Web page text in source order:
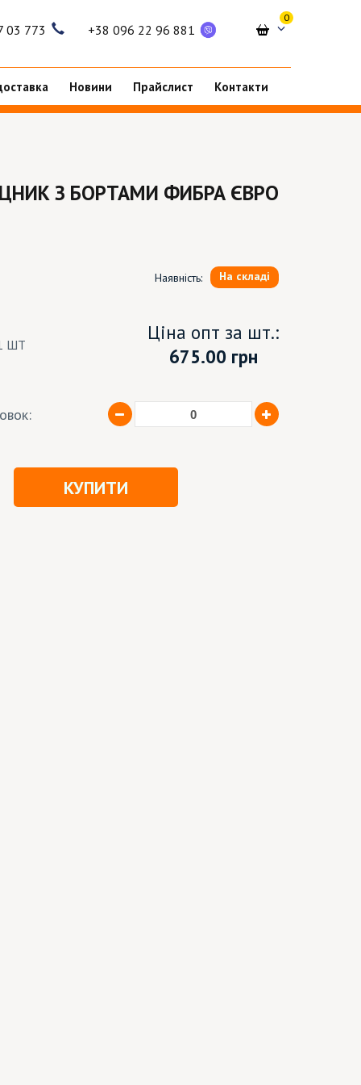
03 773 +38 096 22 96 881
0
Новини Прайслист Контакти
З БОРТАМИ ФИБРА ЄВРО
Наявність: На складі
ШТ
Ціна опт за шт.:
675.00 грн
КУПИТИ